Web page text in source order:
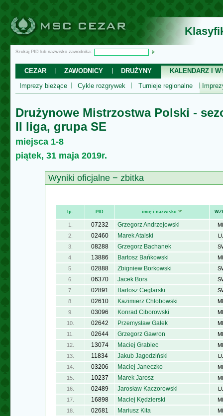
Szukaj PID lub nazwisko zawodnika:
CEZAR ZAWODNICY DRUŻYNY
KALENDARZ I
Imprezy bieżące
Cykle rozgrywek Turnieje regionalne
Drużynowe Mistrzostwa Polski -
II liga, grupa SE
miejsca 1-8
piątek, 31 maja 2019r.
Wyniki oficjalne − zbitka
lp. PID imię i nazwisko
1. 07232 Grzegorz Andrzejowski
2.
02460 Marek Atalski
3.
08288 Grzegorz Bachanek
4.
13886 Bartosz Bańkowski
5.
02888 Zbigniew Borkowski
6.
06370 Jacek Bors
7.
02891 Bartosz Ceglarski
8.
02610 Kazimierz Chłobowski
9.
03096 Konrad Ciborowski
10.
02642 Przemysław Gałek
11.
02644 Grzegorz Gawron
12.
13074 Maciej Grabiec
13.
11834 Jakub Jagodziński
14.
03206 Maciej Janeczko
15.
10237 Marek Jarosz
16.
02489 Jarosław Kaczorowski
17.
16898 Maciej Kędzierski
18.
02681 Mariusz Kita